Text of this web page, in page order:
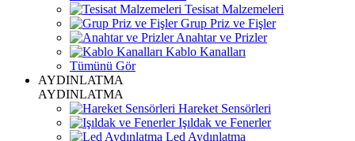
Tesisat Malzemeleri
Grup Priz ve Fişler
Anahtar ve Prizler
Kablo Kanalları
Tümünü Gör
AYDINLATMA
AYDINLATMA
Hareket Sensörleri
Işıldak ve Fenerler
Led Aydınlatma